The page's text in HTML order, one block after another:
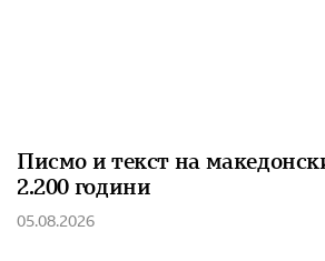
Писмо и текст на
2.200 години
05.08.2026